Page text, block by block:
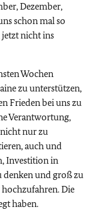
Dezember,
schon mal so
nicht ins
Wochen
zu unterstützen,
Frieden bei uns zu
Verantwortung,
nur zu
auch und
Investition in
denken und groß zu
Die
haben.